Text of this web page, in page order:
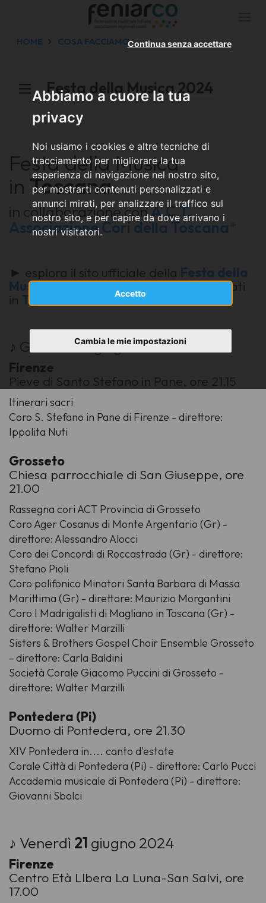
Abbiamo a cuore la tua
privacy
Noi usiamo i cookies e altre tecniche di
tracciamento per migliorare la tua
esperienza di navigazione nel nostro sito,
per mostrarti contenuti personalizzati e
annunci mirati, per analizzare il traffico sul
nostro sito, e per capire da dove arrivano i
nostri visitatori.
Accetto
Continua senza accettare
Cambia le mie impostazioni
HOME COSA FACCIAMO
Festa della Musica 2024
Festa della Musica
in Toscana
in collaborazione conA.C.T.
Associazione Cori della Toscana*
► esplora il sito ufficiale della Festa della
Musicae scopri tutti i concerti organizzati
in Toscana
♪ Giovedì 20giugno 2024
Firenze
Pieve di Santo Stefano in Pane, ore 21.15
Itinerari sacri
Coro S. Stefano in Pane di Firenze - direttore:
Ippolita Nuti
Grosseto
Chiesa parrocchiale di San Giuseppe, ore
21.00
Rassegna cori ACT Provincia di Grosseto
Coro Ager Cosanus di Monte Argentario (Gr) -
direttore: Alessandro Alocci
Coro dei Concordi di Roccastrada (Gr) - direttore:
Stefano Pioli
Coro polifonico Minatori Santa Barbara di Massa
Marittima (Gr) - direttore: Maurizio Morgantini
Coro I Madrigalisti di Magliano in Toscana (Gr) -
direttore: Walter Marzilli
Sisters & Brothers Gospel Choir Ensemble Grosseto
- direttore: Carla Baldini
Società Corale Giacomo Puccini di Grosseto -
direttore: Walter Marzilli
Pontedera (Pi)
Duomo di Pontedera, ore 21.30
XIV Pontedera in.... canto d'estate
Corale Città di Pontedera (Pi) - direttore: Carlo Pucci
Accademia musicale di Pontedera (Pi) - direttore:
Giovanni Sbolci
♪ Venerdì 21 giugno 2024
Firenze
Centro Età LIbera La Luna-San Salvi, ore
17.00